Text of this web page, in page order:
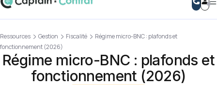
Ressources Gestion Fiscalité
Régime micro-BNC : plafonds et
fonctionnement (2026)
Régime micro-BNC : plafonds et
fonctionnement (2026)